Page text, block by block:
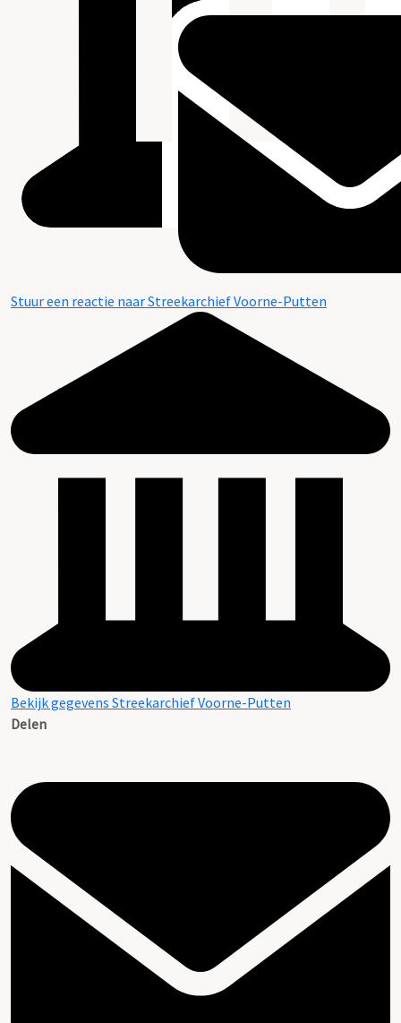
Stuur een reactie naar Streekarchief Voorne-Putten
Bekijk gegevens Streekarchief Voorne-Putten
Delen